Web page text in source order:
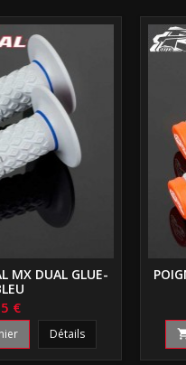
MX DUAL GLUE-
€
Détails